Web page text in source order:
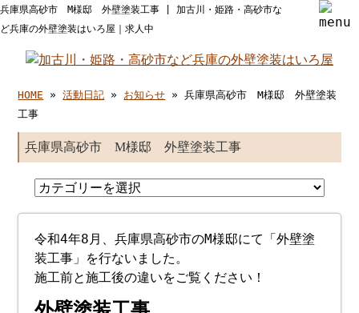
兵庫県高砂市 M様邸 外壁塗装工事 | 加古川・姫路・高砂市な
ど兵庫の外壁塗装はいろ屋｜求人中
HOME »活動日記 » お知らせ » 兵庫県高砂市 M様邸 外壁塗装
工事
兵庫県高砂市 M様邸 外壁塗装工事
令和4年8月、兵庫県高砂市のM様邸にて「外壁塗
装工事」を行ないました。
施工前と施工後の違いをご覧ください！